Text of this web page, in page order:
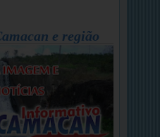
e região